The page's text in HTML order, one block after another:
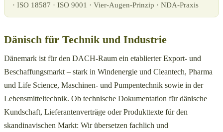
· ISO 18587 · ISO 9001 · Vier-Augen-Prinzip · NDA-Praxis
Dänisch für Technik und Industrie
Dänemark ist für den DACH-Raum ein etablierter Export- und
Beschaffungsmarkt – stark in Windenergie und Cleantech, Pharma
und Life Science, Maschinen- und Pumpentechnik sowie in der
Lebensmitteltechnik. Ob technische Dokumentation für dänische
Kundschaft, Lieferantenverträge oder Produkttexte für den
skandinavischen Markt: Wir übersetzen fachlich und